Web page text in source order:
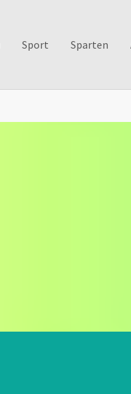
Sport Sparten